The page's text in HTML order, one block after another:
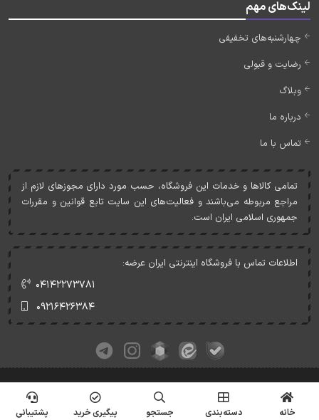
لینک‌های مهم
چهارشنبه‌های تخفیفی
رضایت و قبولی
وبلاگ
درباره ما
تماس با ما
تمامی کالاها و خدمات اين فروشگاه، حسب مورد دارای مجوزهای لازم از
مراجع مربوطه می‌باشند و فعاليت‌های اين سايت تابع قوانين و مقررات
جمهوری اسلامی ايران است.
اطلاعات تماس با فروشگاه اینترنتی ایران عرضه:
۰۴۱۴۲۲۷۳۷۸۱
۰۹۲۱۶۴۲۶۳۸۴
کلیه حقوق این وبسایت متعلق به ایران عرضه می‌باشد.
© Copyrights - IranArze.ir - 1405
خانه دسته‌بندی جستجو پیگیری خرید پشتیبانی